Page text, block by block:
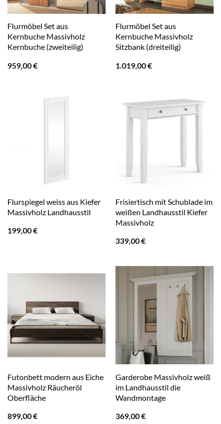
Flurmöbel Set aus
Kernbuche Massivholz
Kernbuche (zweiteilig)
959,00€
Flurmöbel Set aus
Kernbuche Massivholz
Sitzbank (dreiteilig)
1.019,00€
Flurspiegel weiss aus Kiefer
Massivholz Landhausstil
199,00€
Frisiertisch mit Schublade im
weißen Landhausstil Kiefer
Massivholz
339,00€
Futonbett modern aus Eiche
Massivholz Räucheröl
Oberfläche
899,00€
Garderobe Massivholz weiß
im Landhausstil die
Wandmontage
369,00€